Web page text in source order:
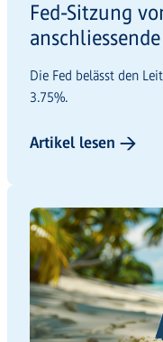
Fed-Sitzung
Die Fed belässt den
3.75%.
Artikel lesen →